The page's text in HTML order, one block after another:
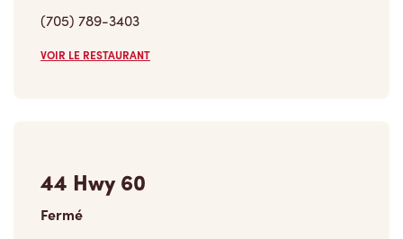
(705) 789-3403
VOIR LE RESTAURANT
44 Hwy 60
Fermé